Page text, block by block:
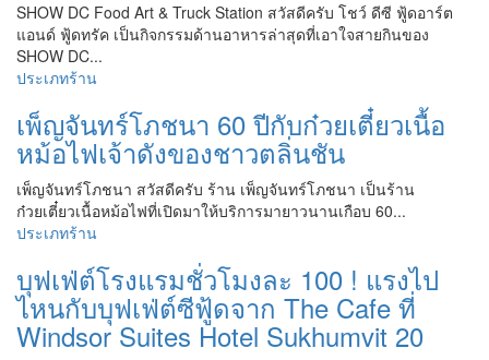
SHOW DC Food Art & Truck Station สวัสดีครับ โชว์ ดีซี ฟู้ดอาร์ต
แอนด์ ฟู้ดทรัค เป็นกิจกรรมด้านอาหารล่าสุดที่เอาใจสายกินของ
SHOW DC...
ประเภทร้าน
เพ็ญจันทร์โภชนา 60 ปีกับก๋วยเตี๋ยวเนื้อ
หม้อไฟเจ้าดังของชาวตลิ่นชัน
เพ็ญจันทร์โภชนา สวัสดีครับ ร้าน เพ็ญจันทร์โภชนา เป็นร้าน
ก๋วยเตี๋ยวเนื้อหม้อไฟที่เปิดมาให้บริการมายาวนานเกือบ 60...
ประเภทร้าน
บุฟเฟ่ต์โรงแรมชั่วโมงละ 100 ! แรงไป
ไหนกับบุฟเฟ่ต์ซีฟู้ดจาก The Cafe ที่
Windsor Suites Hotel Sukhumvit 20